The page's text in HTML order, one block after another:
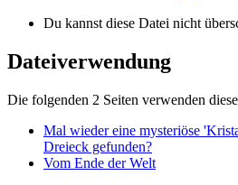
Du kannst diese Datei nicht
Dateiverwendung
Die folgenden 2 Seiten verwenden
Mal wieder eine mysteriöse
Dreieck gefunden?
Vom Ende der Welt